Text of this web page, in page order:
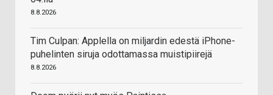
8.8.2026
Tim Culpan: Applella on miljardin edestä iPhone-
puhelinten siruja odottamassa muistipiirejä
8.8.2026